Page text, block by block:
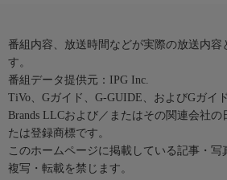
番組内容、放送時間などが実際の放送内容
す。
番組データ提供元：IPG Inc.
TiVo、Gガイド、G-GUIDE、およびGガイ
Brands LLCおよび／またはその関連会社の
たは登録商標です。
このホームページに掲載している記事・
複写・転載を禁じます。